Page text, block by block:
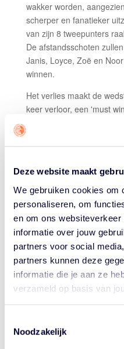
Deze website maakt
We gebruiken cookies om
personaliseren, om
en om ons
informatie over jouw
partners voor social
partners kunnen deze
informatie die je aan ze
verzameld op basis van
Noodzakelijk
wakker worden,
scherper en fanatieker
van zijn 8 tweepunters
De afstandsschoten
Janis, Loyce, Zoë en
winnen.
Het verlies maakt de
keer verloor, een 'must
eigenlijk van Australië
een domper is voor het
vrouwen dus, die aan het
DAG 1
Livestream:
https://
JANIS CALLS 'GAME'.
BOONSTRA BESLISSEN
VOORDEEL!
Coach Maksim
trots op deze speelsters,